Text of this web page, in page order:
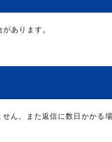
あります。
ん。また返信に数日かかる場